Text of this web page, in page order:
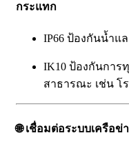
กระแทก
IP66 ป้องกันน้ำแ
IK10 ป้องกันการ
สาธารณะ เช่น โ
🌐เชื่อมต่อระบบเครือข่